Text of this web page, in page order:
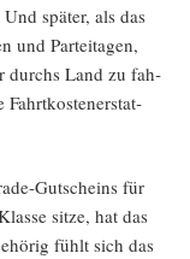
spä­ter, als das
und Par­tei­ta­gen,
durchs Land zu fah­
Fahrt­kos­ten­er­stat­
Gut­scheins für
sit­ze, hat das
fühlt sich das